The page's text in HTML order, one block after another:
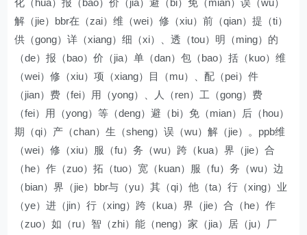
化（hua）报（bao）价（jia）避（bi）免（mian）误（wu）
解（jie）bbr在（zai）维（wei）修（xiu）前（qian）提（ti）
供（gong）详（xiang）细（xi）、透（tou）明（ming）的
（de）报（bao）价（jia）单（dan）包（bao）括（kuo）维
（wei）修（xiu）项（xiang）目（mu）、配（pei）件
（jian）费（fei）用（yong）、人（ren）工（gong）费
（fei）用（yong）等（deng）避（bi）免（mian）后（hou）
期（qi）产（chan）生（sheng）误（wu）解（jie）。ppb维
（wei）修（xiu）服（fu）务（wu）跨（kua）界（jie）合
（he）作（zuo）拓（tuo）宽（kuan）服（fu）务（wu）边
（bian）界（jie）bbr与（yu）其（qi）他（ta）行（xing）业
（ye）进（jin）行（xing）跨（kua）界（jie）合（he）作
（zuo）如（ru）智（zhi）能（neng）家（jia）居（ju）厂